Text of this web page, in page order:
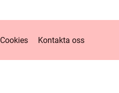
Cookies Kontakta oss